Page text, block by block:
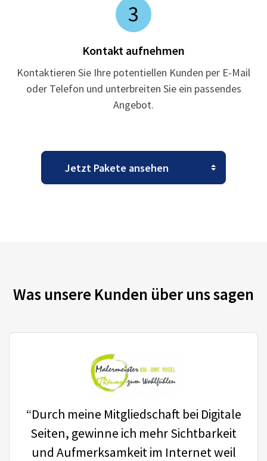
3
Kontakt aufnehmen
Kontaktieren Sie Ihre potentiellen Kunden per E-Mail
oder Telefon und unterbreiten Sie ein passendes
Angebot.
Was unsere Kunden über uns sagen
“Durch meine Mitgliedschaft bei Digitale
Seiten, gewinne ich mehr Sichtbarkeit
und Aufmerksamkeit im Internet weil